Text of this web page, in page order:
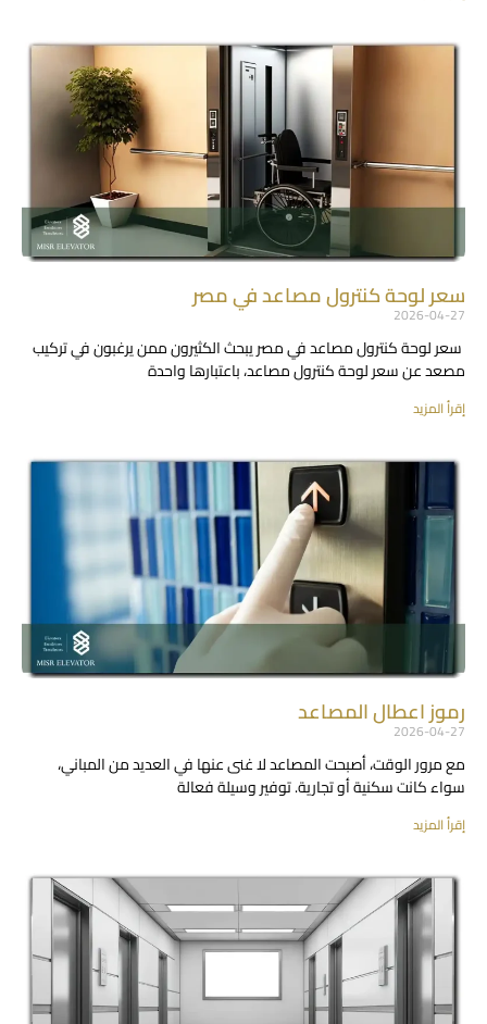
سعر لوحة كنترول مصاعد في مصر
2026-04-27
سعر لوحة كنترول مصاعد في مصر يبحث الكثيرون ممن يرغبون في تركيب
مصعد عن سعر لوحة كنترول مصاعد، باعتبارها واحدة
إقرأ المزيد
رموز اعطال المصاعد
2026-04-27
مع مرور الوقت، أصبحت المصاعد لا غنى عنها في العديد من المباني،
سواء كانت سكنية أو تجارية. توفير وسيلة فعالة
إقرأ المزيد